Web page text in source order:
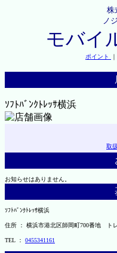
株
ノ
モバイ
ポイント ｜
ｿﾌﾄﾊﾞﾝｸﾄﾚｯｻ横浜
取
お知らせはありません。
ｿﾌﾄﾊﾞﾝｸﾄﾚｯｻ横浜
住所 ： 横浜市港北区師岡町700番地 ト
TEL ： 0455341161